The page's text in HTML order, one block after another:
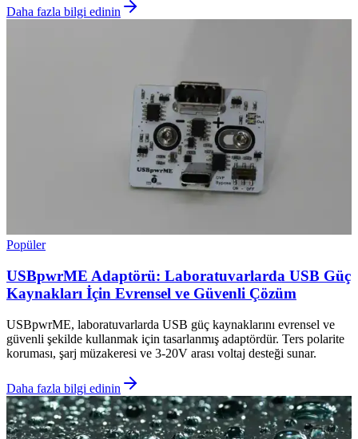
Daha fazla bilgi edinin
Popüler
USBpwrME Adaptörü: Laboratuvarlarda USB Güç
Kaynakları İçin Evrensel ve Güvenli Çözüm
USBpwrME, laboratuvarlarda USB güç kaynaklarını evrensel ve
güvenli şekilde kullanmak için tasarlanmış adaptördür. Ters polarite
koruması, şarj müzakeresi ve 3-20V arası voltaj desteği sunar.
Daha fazla bilgi edinin